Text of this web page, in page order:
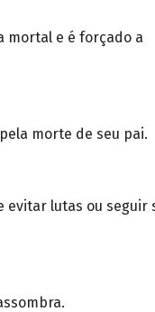
mortal e é forçado a
morte de seu pai.
evitar lutas ou seguir